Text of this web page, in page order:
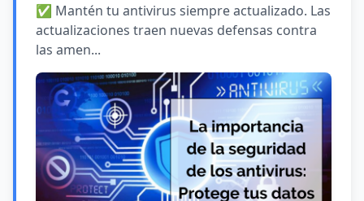
✅ Mantén tu antivirus siempre actualizado. Las
actualizaciones traen nuevas defensas contra
las amen...